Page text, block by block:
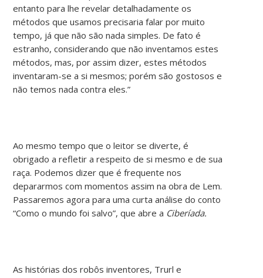
entanto para lhe revelar detalhadamente os
métodos que usamos precisaria falar por muito
tempo, já que não são nada simples. De fato é
estranho, considerando que não inventamos estes
métodos, mas, por assim dizer, estes métodos
inventaram-se a si mesmos; porém são gostosos e
não temos nada contra eles.”
Ao mesmo tempo que o leitor se diverte, é
obrigado a refletir a respeito de si mesmo e de sua
raça. Podemos dizer que é frequente nos
depararmos com momentos assim na obra de Lem.
Passaremos agora para uma curta análise do conto
“Como o mundo foi salvo”, que abre a Ciberíada.
As histórias dos robôs inventores, Trurl e